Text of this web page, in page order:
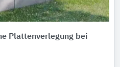
Plattenverlegung bei